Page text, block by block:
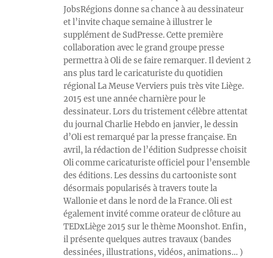
JobsRégions donne sa chance à au dessinateur
et l’invite chaque semaine à illustrer le
supplément de SudPresse. Cette première
collaboration avec le grand groupe presse
permettra à Oli de se faire remarquer. Il devient 2
ans plus tard le caricaturiste du quotidien
régional La Meuse Verviers puis très vite Liège.
2015 est une année charnière pour le
dessinateur. Lors du tristement célèbre attentat
du journal Charlie Hebdo en janvier, le dessin
d’Oli est remarqué par la presse française. En
avril, la rédaction de l’édition Sudpresse choisit
Oli comme caricaturiste officiel pour l’ensemble
des éditions. Les dessins du cartooniste sont
désormais popularisés à travers toute la
Wallonie et dans le nord de la France. Oli est
également invité comme orateur de clôture au
TEDxLiège 2015 sur le thème Moonshot. Enfin,
il présente quelques autres travaux (bandes
dessinées, illustrations, vidéos, animations… )